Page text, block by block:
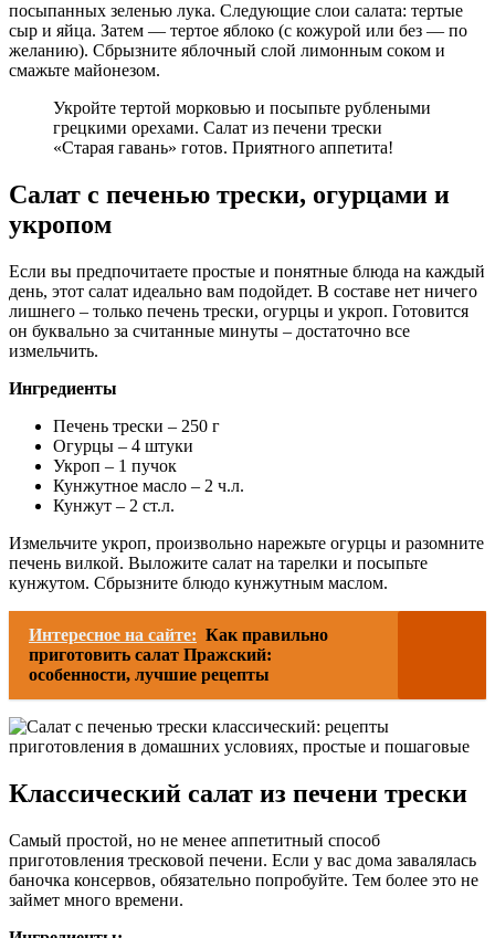
посыпанных зеленью лука. Следующие слои салата: тертые
сыр и яйца. Затем — тертое яблоко (с кожурой или без — по
желанию). Сбрызните яблочный слой лимонным соком и
смажьте майонезом.
Укройте тертой морковью и посыпьте рублеными
грецкими орехами. Салат из печени трески
«Старая гавань» готов. Приятного аппетита!
Салат с печенью трески, огурцами и
укропом
Если вы предпочитаете простые и понятные блюда на каждый
день, этот салат идеально вам подойдет. В составе нет ничего
лишнего – только печень трески, огурцы и укроп. Готовится
он буквально за считанные минуты – достаточно все
измельчить.
Ингредиенты
Печень трески – 250 г
Огурцы – 4 штуки
Укроп – 1 пучок
Кунжутное масло – 2 ч.л.
Кунжут – 2 ст.л.
Измельчите укроп, произвольно нарежьте огурцы и разомните
печень вилкой. Выложите салат на тарелки и посыпьте
кунжутом. Сбрызните блюдо кунжутным маслом.
Интересное на сайте: Как правильно
приготовить салат Пражский:
особенности, лучшие рецепты
Классический салат из печени трески
Самый простой, но не менее аппетитный способ
приготовления тресковой печени. Если у вас дома завалялась
баночка консервов, обязательно попробуйте. Тем более это не
займет много времени.